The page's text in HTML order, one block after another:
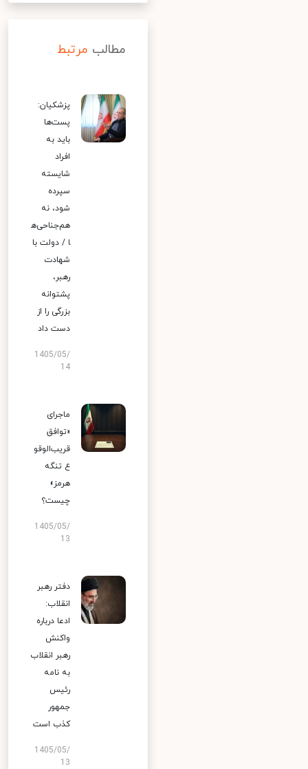
مطالب مرتبط
پزشکیان:
پست‌ها
باید به
افراد
شایسته
سپرده
شود، نه
هم‌جناحی‌ه
ا / دولت با
شهادت
رهبر،
پشتوانه
بزرگی را از
دست داد
1405/05/
14
ماجرای
«توافق
قریب‌الوقو
ع تنگه
هرمز»
چیست؟
1405/05/
13
دفتر رهبر
انقلاب:
ادعا درباره
واکنش
رهبر انقلاب
به نامه
رئیس
جمهور
کذب است
1405/05/
13